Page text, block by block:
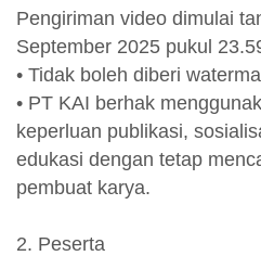
Pengiriman video dimulai
September 2025 pukul
• Tidak boleh diberi
• PT KAI berhak
keperluan publikasi,
edukasi dengan tetap
pembuat karya.
2. Peserta